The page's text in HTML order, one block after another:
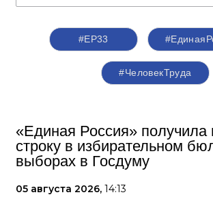
#ЕР33
#ЧеловекТруда
«Единая Россия» получила
строку в избирательном
выборах в Госдуму
05 августа 2026, 14:13